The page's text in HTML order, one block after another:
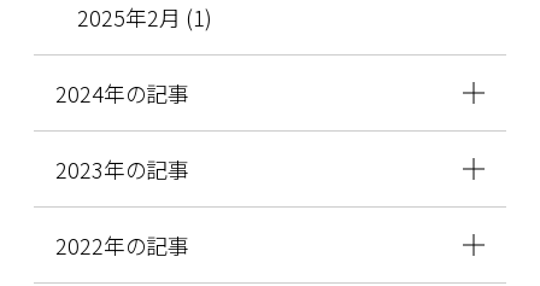
2025年2月 (1)
2024年の記事
2023年の記事
2022年の記事